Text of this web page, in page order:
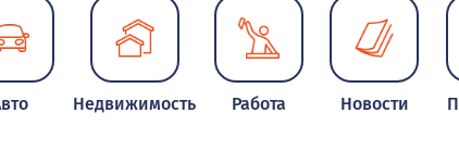
Недвижимость Работа Новости